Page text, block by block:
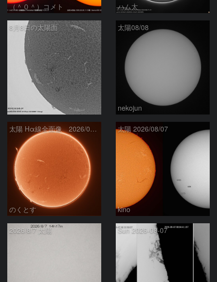
（＾０＾）コメト ハム太
8月8日の太陽面
ta-o
太陽08/08
nekojun
太陽 Hα線全面像 2026/08/08
のくとす
太陽 2026/08/07
kino
2026/8/7 太陽 Sun 2026-08-07